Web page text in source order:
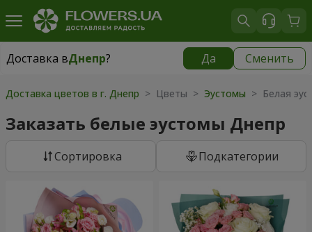
Доставка вДнепр? Да Сменить
Доставка вДнепр|
Доставка цветов в г. Днепр > Цветы > Эустомы > Белая
Заказать белые эустомы Днепр
Cортировка Подкатегории